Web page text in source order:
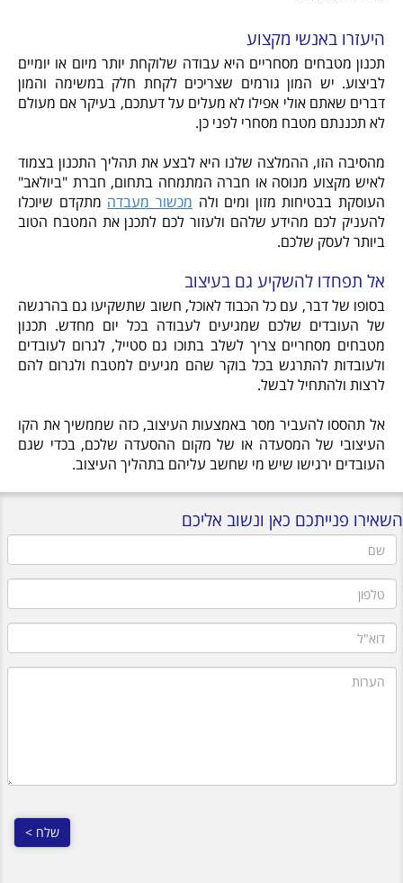
היעזרו באנשי מקצוע
תכנון מטבחים מסחריים היא עבודה שלוקחת יותר מיום או יומיים
לביצוע. יש המון גורמים שצריכים לקחת חלק במשימה והמון
דברים שאתם אולי אפילו לא מעלים על דעתכם, בעיקר אם מעולם
לא תכננתם מטבח מסחרי לפני כן.
מהסיבה הזו, ההמלצה שלנו היא לבצע את תהליך התכנון בצמוד
לאיש מקצוע מנוסה או חברה המתמחה בתחום, חברת "ביולאב"
העוסקת בבטיחות מזון ומים ולה מכשור מעבדה מתקדם שיוכלו
להעניק לכם מהידע שלהם ולעזור לכם לתכנן את המטבח הטוב
ביותר לעסק שלכם.
אל תפחדו להשקיע גם בעיצוב
בסופו של דבר, עם כל הכבוד לאוכל, חשוב שתשקיעו גם בהרגשה
של העובדים שלכם שמגיעים לעבודה בכל יום מחדש. תכנון
מטבחים מסחריים צריך לשלב בתוכו גם סטייל, לגרום לעובדים
ולעובדות להתרגש בכל בוקר שהם מגיעים למטבח ולגרום להם
לרצות ולהתחיל לבשל.
אל תהססו להעביר מסר באמצעות העיצוב, כזה שממשיך את הקו
העיצובי של המסעדה או של מקום ההסעדה שלכם, בכדי שגם
העובדים ירגישו שיש מי שחשב עליהם בתהליך העיצוב.
השאירו פנייתכם כאן ונשוב אליכם
שם
טלפון
דוא"ל
הערות